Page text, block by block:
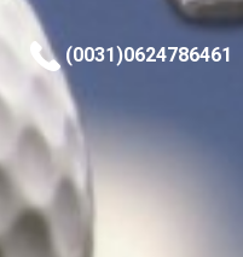
(0031)0624786461